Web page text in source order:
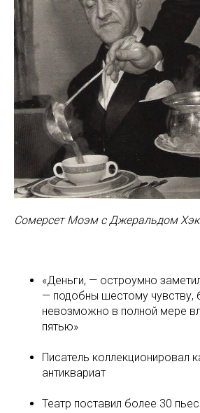
Сомерсет Моэм с Джеральдом
«Деньги, — остроумно
— подобны шестому чувству,
невозможно в полной мере
пятью»
Писатель коллекционировал
антиквариат
Театр поставил более 30